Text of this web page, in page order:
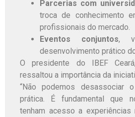
Parcerias com
troca de conhecimento
profissionais do mercado.
Eventos conjuntos,
desenvolvimento prático
O presidente do IBEF
ressaltou a importância da
“Não podemos desassociar
prática. É fundamental que
tenham acesso a experiências